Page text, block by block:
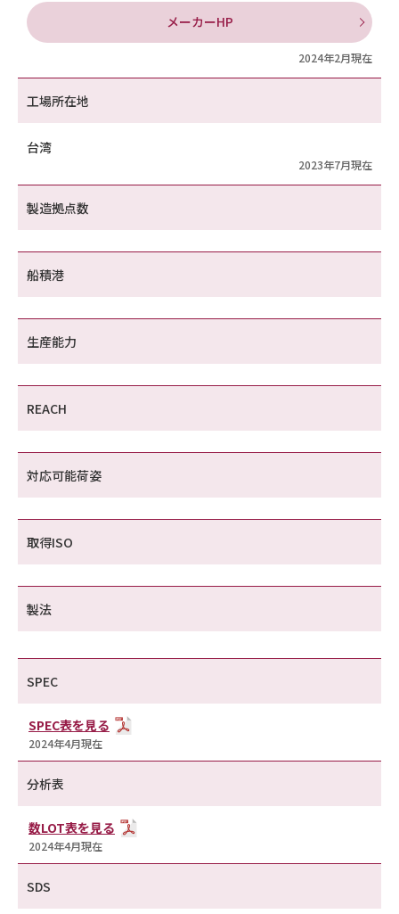
メーカーHP
2024年2月現在
工場所在地
台湾
2023年7月現在
製造拠点数
船積港
生産能力
REACH
対応可能荷姿
取得ISO
製法
SPEC
SPEC表を見る
2024年4月現在
分析表
数LOT表を見る
2024年4月現在
SDS